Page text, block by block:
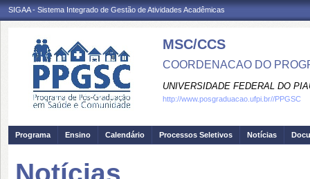
SIGAA - Sistema Integrado de Gestão de Atividades Acadêmicas
MSC/CCS
COORDENACAO DO
UNIVERSIDADE FEDERAL DO
http://www.posgraduacao.ufpi.br//PPGSC
Programa Ensino Calendário Processos Seletivos Notícias